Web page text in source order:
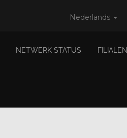
Nederlands
NETWERK STATUS FILIALEN